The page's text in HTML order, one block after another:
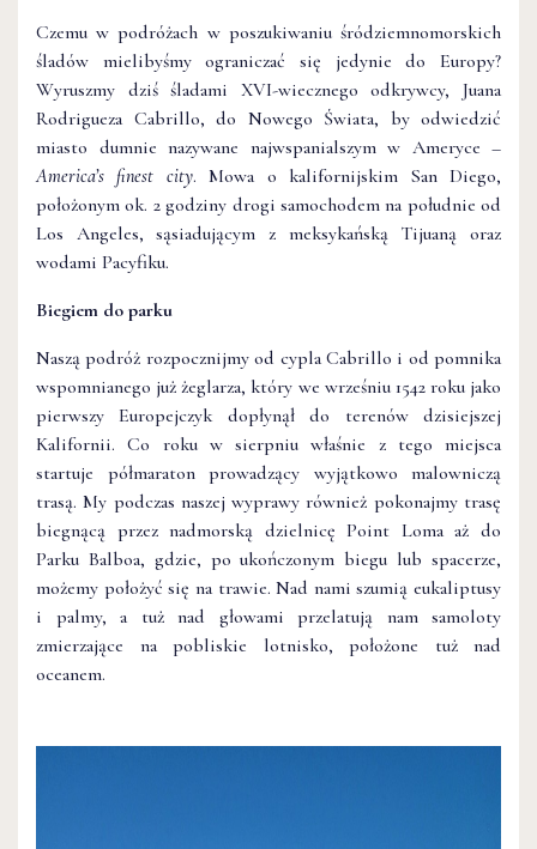
Czemu w podróżach w poszukiwaniu śródziemnomorskich
śladów mielibyśmy ograniczać się jedynie do Europy?
Wyruszmy dziś śladami XVI-wiecznego odkrywcy, Juana
Rodrigueza Cabrillo, do Nowego Świata, by odwiedzić
miasto dumnie nazywane najwspanialszym w Ameryce –
America’s finest city. Mowa o kalifornijskim San Diego,
położonym ok. 2 godziny drogi samochodem na południe od
Los Angeles, sąsiadującym z meksykańską Tijuaną oraz
wodami Pacyfiku.
Biegiem do parku
Naszą podróż rozpocznijmy od cypla Cabrillo i od pomnika
wspomnianego już żeglarza, który we wrześniu 1542 roku jako
pierwszy Europejczyk dopłynął do terenów dzisiejszej
Kalifornii. Co roku w sierpniu właśnie z tego miejsca
startuje półmaraton prowadzący wyjątkowo malowniczą
trasą. My podczas naszej wyprawy również pokonajmy trasę
biegnącą przez nadmorską dzielnicę Point Loma aż do
Parku Balboa, gdzie, po ukończonym biegu lub spacerze,
możemy położyć się na trawie. Nad nami szumią eukaliptusy
i palmy, a tuż nad głowami przelatują nam samoloty
zmierzające na pobliskie lotnisko, położone tuż nad
oceanem.